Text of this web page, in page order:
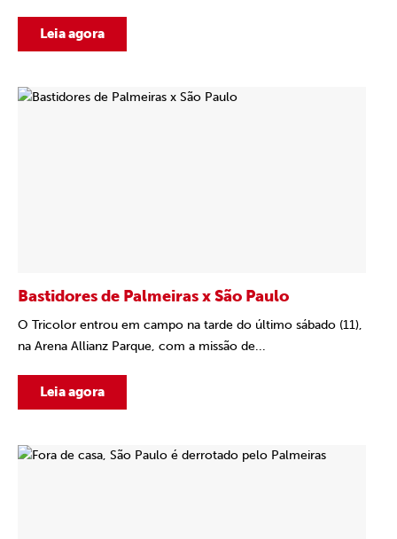
Leia agora
Bastidores de Palmeiras x São Paulo
O Tricolor entrou em campo na tarde do último sábado (11),
na Arena Allianz Parque, com a missão de...
Leia agora